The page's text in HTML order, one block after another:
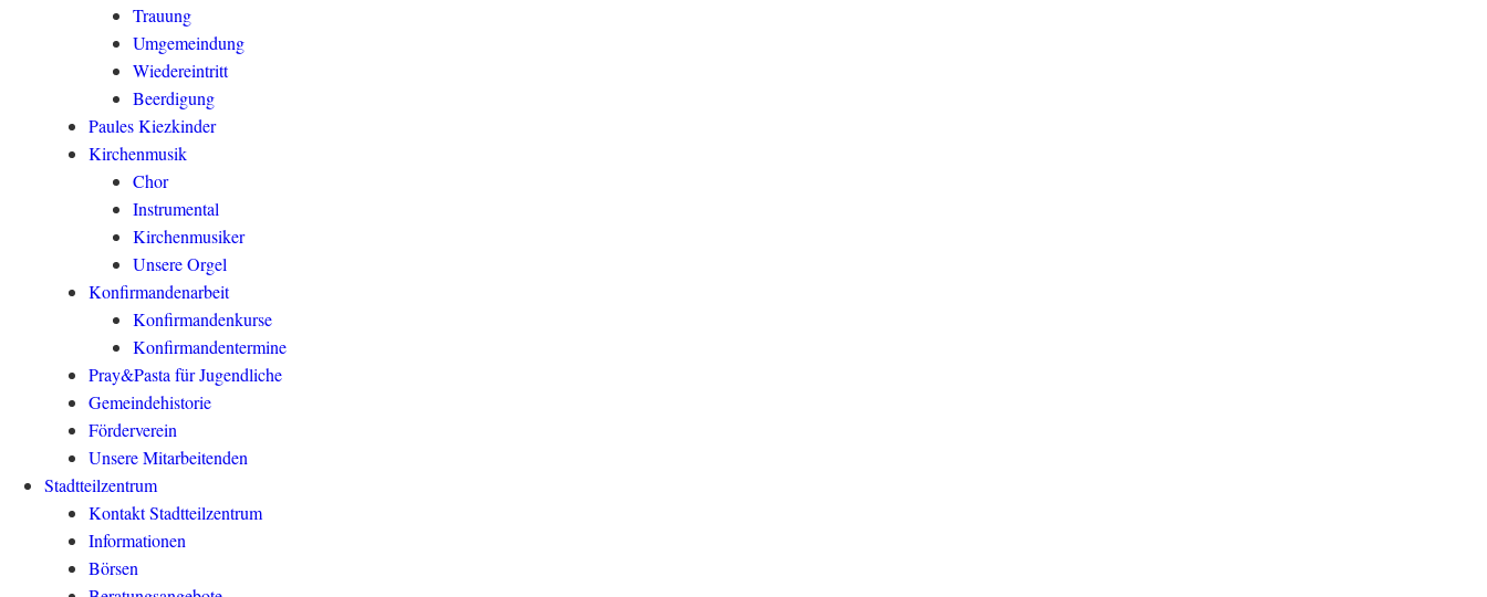
Trauung
Umgemeindung
Wiedereintritt
Beerdigung
Paules Kiezkinder
Kirchenmusik
Chor
Instrumental
Kirchenmusiker
Unsere Orgel
Konfirmandenarbeit
Konfirmandenkurse
Konfirmandentermine
Pray&Pasta für Jugendliche
Gemeindehistorie
Förderverein
Unsere Mitarbeitenden
Stadtteilzentrum
Kontakt Stadtteilzentrum
Informationen
Börsen